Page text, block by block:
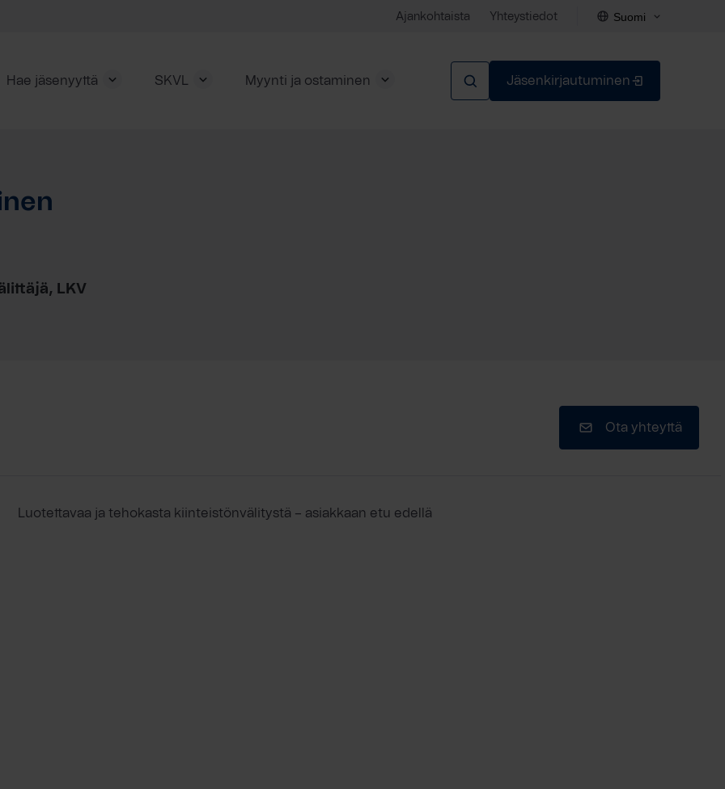
Ajankohtaista Yhteystiedot Suomi
Hae jäsenyyttä SKVL Myynti ja ostaminen Jäsenkirjautuminen
LKV
Ota yhteyttä
Luotettavaa ja tehokasta kiinteistönvälitystä – asiakkaan etu edellä